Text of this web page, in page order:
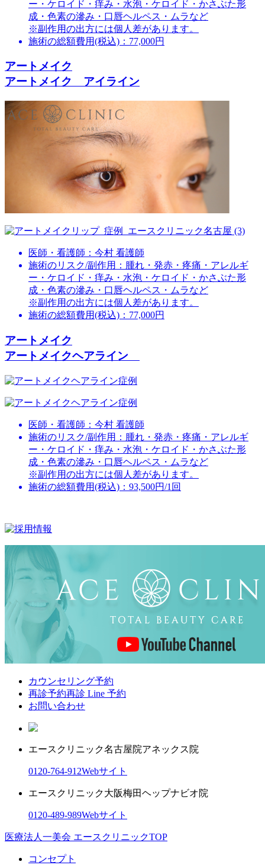
ー・ケロイド・痒み・水泡・ケロイド・かさぶた形
成・色素の滲み・口唇ヘルペス・ムラなど
※副作用の出方には個人差があります。
施術の総額費用(税込)： 77,000円
アートメイク
アートメイク アイライン
医師・看護師： 今村 看護師
施術のリスク/副作用： 腫れ・発赤・疼痛・アレルギ
ー・ケロイド・痒み・水泡・ケロイド・かさぶた形
成・色素の滲み・口唇ヘルペス・ムラなど
※副作用の出方には個人差があります。
施術の総額費用(税込)： 77,000円
アートメイク
アートメイクヘアライン
医師・看護師： 今村 看護師
施術のリスク/副作用： 腫れ・発赤・疼痛・アレルギ
ー・ケロイド・痒み・水泡・ケロイド・かさぶた形
成・色素の滲み・口唇ヘルペス・ムラなど
※副作用の出方には個人差があります。
施術の総額費用(税込)： 93,500円/1回
カウンセリング予約
再診予約再診 Line 予約
お問い合わせ
エースクリニック名古屋院アネックス院
0120-764-912Webサイト
エースクリニック大阪梅田ヘップナビオ院
0120-489-989Webサイト
医療法人一美会 エースクリニックTOP
コンセプト